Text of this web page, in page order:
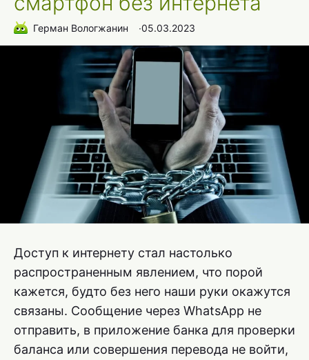
Герман Вологжанин ∙05.03.2023
Доступ к интернету стал настолько
распространенным явлением, что порой
кажется, будто без него наши руки окажутся
связаны. Сообщение через WhatsApp не
отправить, в приложение банка для проверки
баланса или совершения перевода не войти,